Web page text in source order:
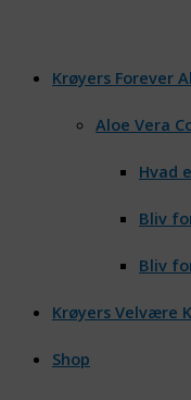
Krøyers Forever
Aloe Vera
Hvad
Bliv
Bliv
Krøyers Velvære
Shop